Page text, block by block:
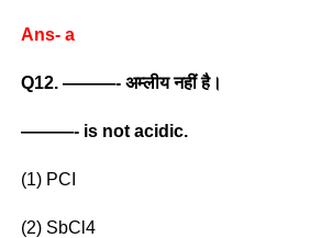
Ans- a
Q12. ———- अम्लीय नहीं है।
———- is not acidic.
(1) PCI
(2) SbCl4